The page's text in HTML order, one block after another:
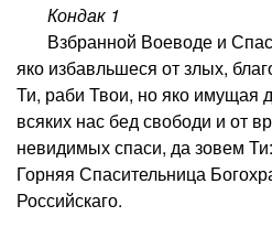
Кондак 1
Взбранной Воеводе и
яко избавльшеся от злых,
Ти, раби Твои, но яко имущая
всяких нас бед свободи и от
невидимых спаси, да зовем
Горняя Спасительница
Российскаго.